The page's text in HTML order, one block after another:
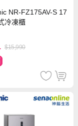
NR-FZ175AV-S 17
冷凍櫃
$15,990